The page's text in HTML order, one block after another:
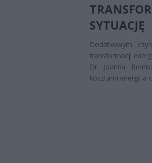
SYTUACJĘ
Dodatkowym
transformacji
Dr Joanna
kosztami energii a